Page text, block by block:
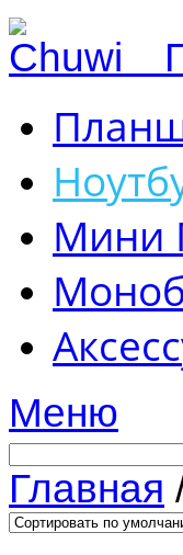
ПН-
Мини
Меню
Главная